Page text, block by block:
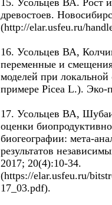
15. Усольцев ВА. Рост
древостоев.
(http://elar.usfeu.ru/
16. Усольцев ВА,
переменные и
моделей при
примере Picea L.). Эко-
17. Усольцев ВА,
оценки
биогеографии: мета-
результатов
2017; 20(4):10-34.
(https://elar.usfeu.ru/
17_03.pdf).